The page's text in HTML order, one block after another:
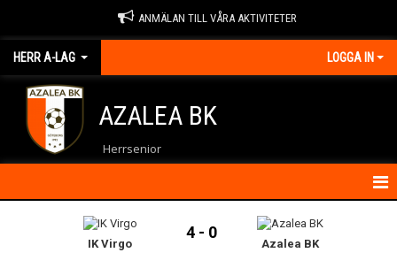
ANMÄLAN TILL VÅRA AKTIVITETER
HERR A-LAG LOGGA IN
AZALEA BK
Herrsenior
IK Virgo
4 - 0
Azalea BK